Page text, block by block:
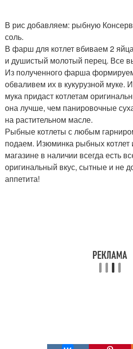
В рис добавляем: рыбную
соль.
В фарш для котлет вбиваем 2
и душистый молотый перец. Все
Из полученного фарша
обваливем их в кукурузной муке.
мука придаст котлетам
она лучше, чем панировочные
на растительном масле.
Рыбные котлеты с любым
подаем. Изюминка рыбных
магазине в наличии всегда есть
оригинальный вкус, сытные и не
аппетита!